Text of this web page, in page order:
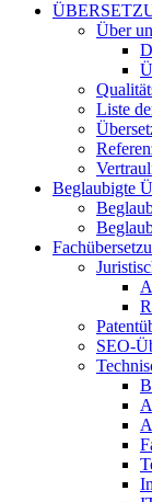
Über
Liste
Beglaubigte
SEO-